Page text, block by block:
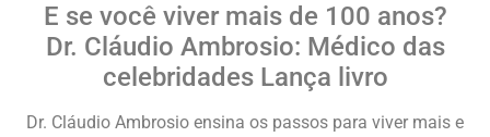
E se você viver mais de 100 anos?
Dr. Cláudio Ambrosio: Médico das
celebridades Lança livro
Dr. Cláudio Ambrosio ensina os passos para viver mais e